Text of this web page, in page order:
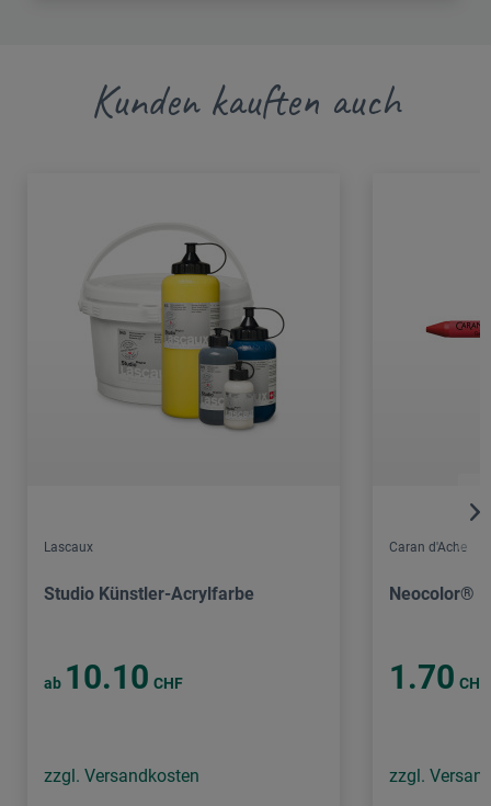
Kunden kauften auch
Lascaux
Studio Künstler-Acrylfarbe
ab 10.10 CHF
zzgl. Versandkosten
Caran d'Ache
Neocolor®
1.70 CHF
zzgl.